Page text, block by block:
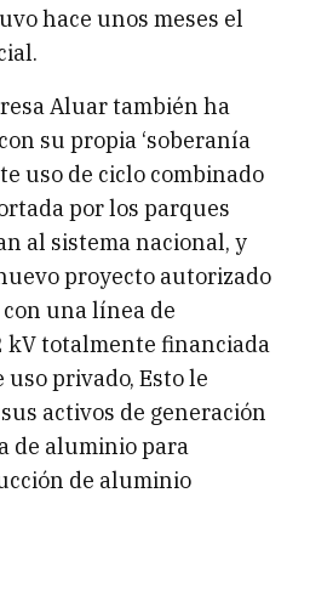
hace unos meses el
Aluar también ha
su propia ‘soberanía
uso de ciclo combinado
por los parques
al sistema nacional, y
proyecto autorizado
una línea de
kV totalmente financiada
privado, Esto le
activos de generación
de aluminio para
de aluminio